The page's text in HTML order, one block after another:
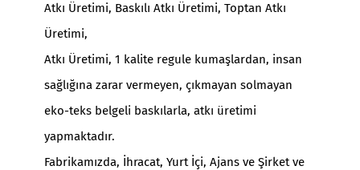
Atkı Üretimi, Baskılı Atkı Üretimi, Toptan Atkı
Üretimi,
Atkı Üretimi, 1 kalite regule kumaşlardan, insan
sağlığına zarar vermeyen, çıkmayan solmayan
eko-teks belgeli baskılarla, atkı üretimi
yapmaktadır.
Fabrikamızda, İhracat, Yurt İçi, Ajans ve Şirket ve